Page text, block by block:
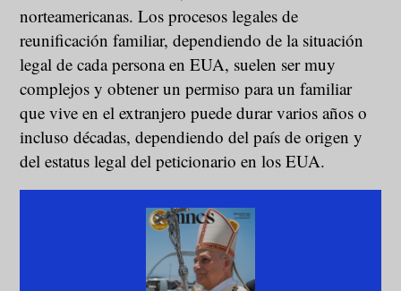
norteamericanas. Los procesos legales de
reunificación familiar, dependiendo de la situación
legal de cada persona en EUA, suelen ser muy
complejos y obtener un permiso para un familiar
que vive en el extranjero puede durar varios años o
incluso décadas, dependiendo del país de origen y
del estatus legal del peticionario en los EUA.